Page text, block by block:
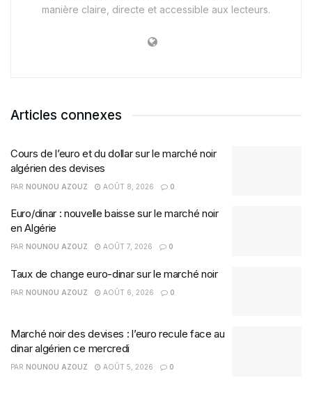
manière claire, directe et accessible aux lecteurs.
Articles connexes
Cours de l’euro et du dollar sur le marché noir
algérien des devises
PAR NOUNOU AZOUZ AOÛT 8, 2026 0
Euro/dinar : nouvelle baisse sur le marché noir
en Algérie
PAR NOUNOU AZOUZ AOÛT 7, 2026 0
Taux de change euro-dinar sur le marché noir
PAR NOUNOU AZOUZ AOÛT 6, 2026 0
Marché noir des devises : l’euro recule face au
dinar algérien ce mercredi
PAR NOUNOU AZOUZ AOÛT 5, 2026 0